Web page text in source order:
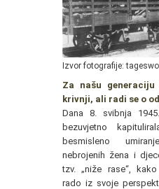
Izvor fotografije:
Za našu
krivnji, ali radi se o
Dana 8. svibnja
bezuvjetno
besmisleno
nebrojenih žena i
tzv. „niže rase“,
rado iz svoje